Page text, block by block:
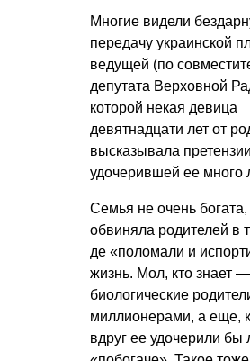
Многие видели
передачу украинской
ведущей (по
депутата Верховной
которой некая девица
девятнадцати лет от
высказывала
удочерившей ее много
Семья не очень
обвиняла родителей в
де «поломали и
жизнь. Мол, кто знает
биологические
миллионерами, а еще,
вдруг ее удочерили бы